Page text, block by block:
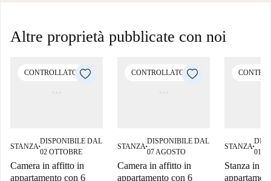
Altre proprietà pubblicate con noi
CONTROLLATO
STANZA■
DISPONIBILE DAL
02 OTTOBRE
Camera in affitto in
appartamento con 6
CONTROLLATO
STANZA■
DISPONIBILE DAL
07 AGOSTO
Camera in affitto in
appartamento con 6
STANZA■
01
Stanza in